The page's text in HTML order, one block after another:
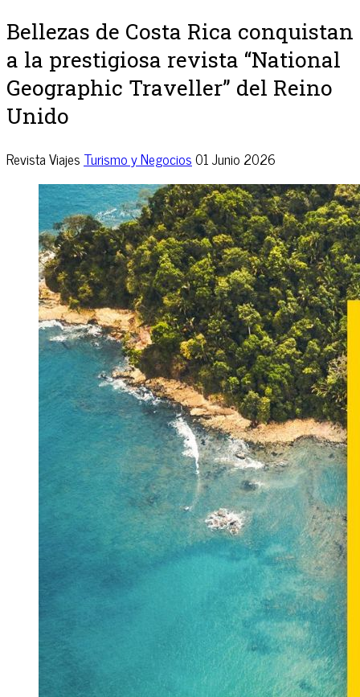
Bellezas de Costa Rica conquistan
a la prestigiosa revista “National
Geographic Traveller” del Reino
Unido
Revista Viajes Turismo y Negocios01 Junio 2026